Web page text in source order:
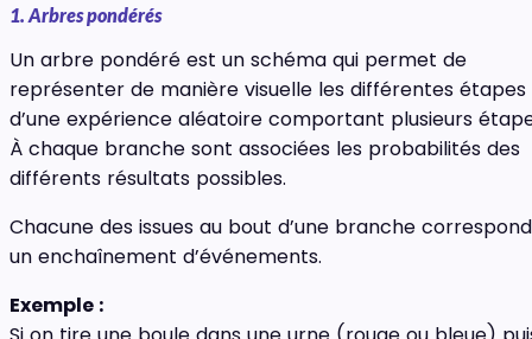
1. Arbres pondérés
Un arbre pondéré est un schéma qui permet de
représenter de manière visuelle les différentes étapes
d’une expérience aléatoire comportant plusieurs
À chaque branche sont associées les probabilités des
différents résultats possibles.
Chacune des issues au bout d’une branche
un enchaînement d’événements.
Exemple :